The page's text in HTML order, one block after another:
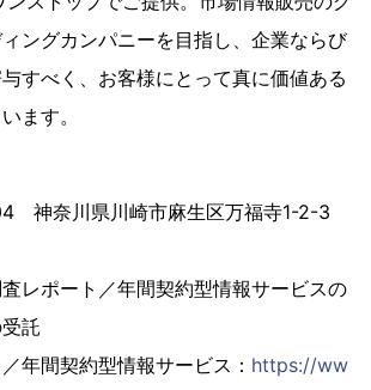
ングカンパニーを目指し、企業ならび
すべく、お客様にとって真に価値ある
ます。
神奈川県川崎市麻生区万福寺1-2-3
レポート／年間契約型情報サービスの
託
年間契約型情報サービス： https://ww